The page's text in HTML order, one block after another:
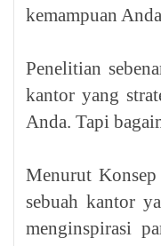
kemampuan
Penelitian
kantor yang
Anda. Tapi
Menurut
sebuah kantor
menginspirasi